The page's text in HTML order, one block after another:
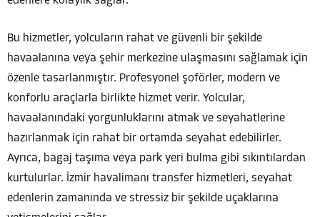
Bu hizmetler, yolcuların rahat ve güvenli bir şekilde
havaalanına veya şehir merkezine ulaşmasını sağlamak için
özenle tasarlanmıştır. Profesyonel şoförler, modern ve
konforlu araçlarla birlikte hizmet verir. Yolcular,
havaalanındaki yorgunluklarını atmak ve seyahatlerine
hazırlanmak için rahat bir ortamda seyahat edebilirler.
Ayrıca, bagaj taşıma veya park yeri bulma gibi sıkıntılardan
kurtulurlar. İzmir havalimanı transfer hizmetleri, seyahat
edenlerin zamanında ve stressiz bir şekilde uçaklarına